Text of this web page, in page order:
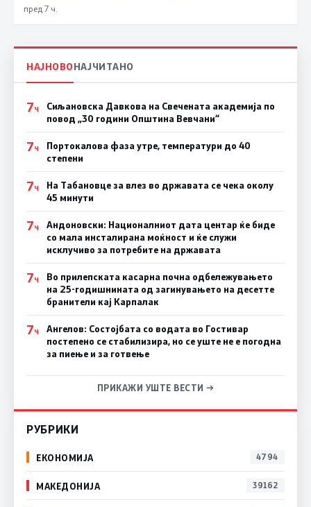
пред 7 ч.
НАЈНОВОНАЈЧИТАНО
7Ч
Сиљановска Давкова на Свечената академија по
повод „30 години Општина Вевчани“
7Ч
Портокалова фаза утре, температури до 40
степени
7Ч
На Табановце за влез во државата се чека околу
45 минути
7Ч
Андоновски: Националниот дата центар ќе биде
со мала инсталирана моќност и ќе служи
исклучиво за потребите на државата
7Ч
Во прилепската касарна почна одбележувањето
на 25-годишнината од загинувањето на десетте
бранители кај Карпалак
7Ч
Ангелов: Состојбата со водата во Гостивар
постепено се стабилизира, но се уште не е погодна
за пиење и за готвење
ПРИКАЖИ УШТЕ ВЕСТИ →
РУБРИКИ
ЕКОНОМИЈА 4794
МАКЕДОНИЈА 39162